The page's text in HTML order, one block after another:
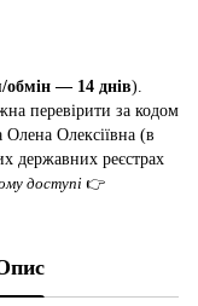
обмін — 14 днів).
перевірити за кодом
Олена Олексіївна (в
державних реєстрах
доступі 👉